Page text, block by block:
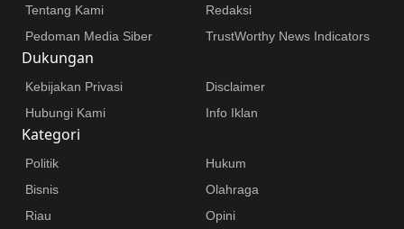
Tentang Kami
Redaksi
Pedoman Media Siber
TrustWorthy News Indicators
Dukungan
Kebijakan Privasi
Disclaimer
Hubungi Kami
Info Iklan
Kategori
Politik
Hukum
Bisnis
Olahraga
Riau
Opini